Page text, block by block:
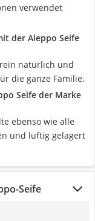
verwendet
der Aleppo Seife
natürlich und
die ganze Familie.
Seife der Marke
ebenso wie alle
und luftig gelagert
Seife